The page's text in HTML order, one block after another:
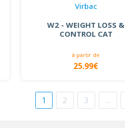
Virbac
W2 - WEIGHT LOSS &
CONTROL CAT
à partir de
25.99€
1 2 3 …